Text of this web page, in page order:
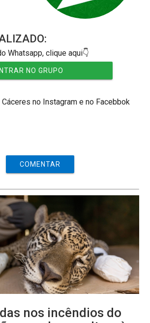
Whatsapp, clique aqui👇
NO GRUPO
no Instagram e no Facebbok
COMENTAR
nos incêndios do